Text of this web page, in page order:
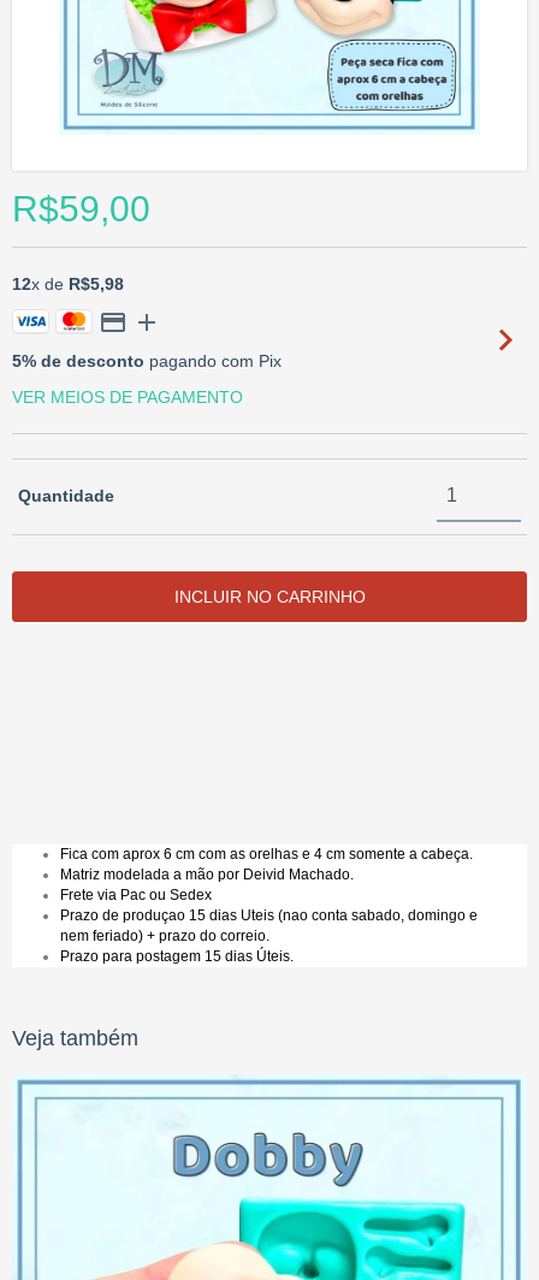
R$59,00
12x de R$5,98
5% de desconto pagando com Pix
VER MEIOS DE PAGAMENTO
Quantidade
Fica com aprox 6 cm com as orelhas e 4 cm somente a cabeça.
Matriz modelada a mão por Deivid Machado.
Frete via Pac ou Sedex
Prazo de produçao 15 dias Uteis (nao conta sabado, domingo e
nem feriado) + prazo do correio.
Prazo para postagem 15 dias Úteis.
Veja também